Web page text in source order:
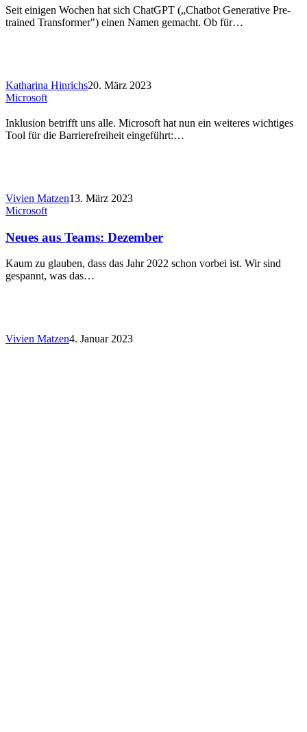
Seit einigen Wochen hat sich ChatGPT („Chatbot Generative Pre-
trained Transformer") einen Namen gemacht. Ob für…
Katharina Hinrichs20. März 2023
Microsoft
Inklusion betrifft uns alle. Microsoft hat nun ein weiteres wichtiges
Tool für die Barrierefreiheit eingeführt:…
Vivien Matzen13. März 2023
Microsoft
Neues aus Teams: Dezember
Kaum zu glauben, dass das Jahr 2022 schon vorbei ist. Wir sind
gespannt, was das…
Vivien Matzen4. Januar 2023